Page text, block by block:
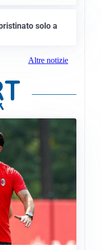
solo a
Altre notizie